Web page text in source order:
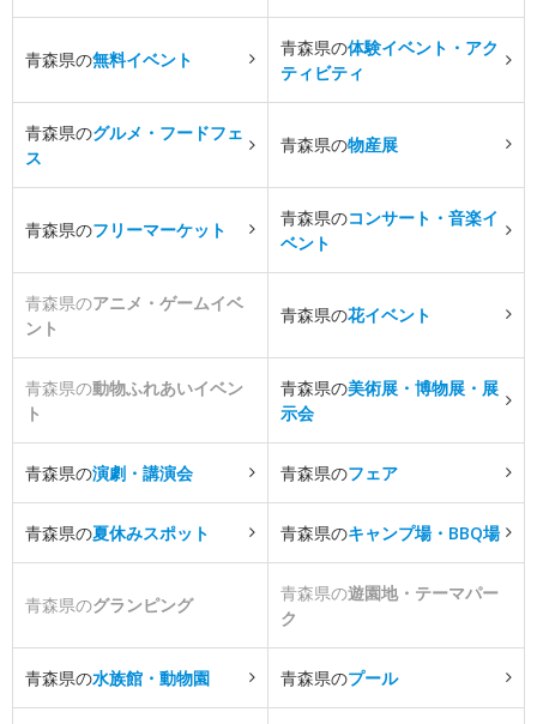
青森県の無料イベント
青森県の体験イベント・アク
ティビティ
青森県のグルメ・フードフェ
ス
青森県の物産展
青森県のフリーマーケット
青森県のコンサート・音楽イ
ベント
青森県のアニメ・ゲームイベ
ント
青森県の花イベント
青森県の動物ふれあいイベン
ト
青森県の美術展・博物展・展
示会
青森県の演劇・講演会 青森県のフェア
青森県の夏休みスポット 青森県のキャンプ場・BBQ場
青森県のグランピング
青森県の遊園地・テーマパー
ク
青森県の水族館・動物園 青森県のプール